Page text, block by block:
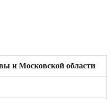
и Московской области